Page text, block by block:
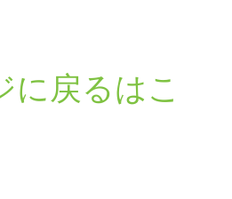
に戻るはこ